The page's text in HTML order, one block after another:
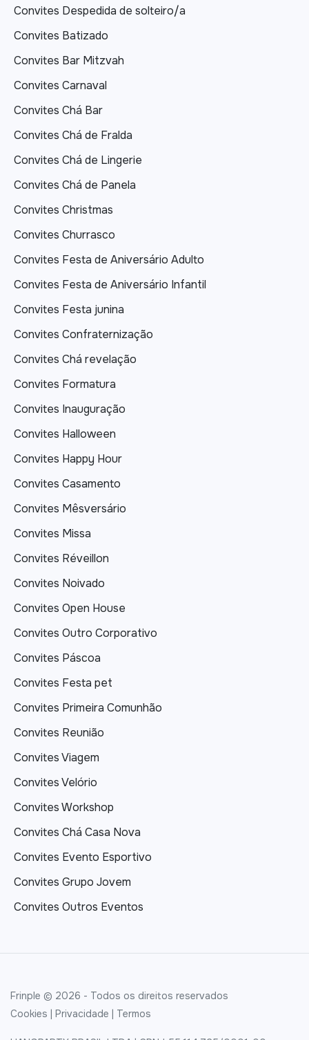
Convites Despedida de solteiro/a
Convites Batizado
Convites Bar Mitzvah
Convites Carnaval
Convites Chá Bar
Convites Chá de Fralda
Convites Chá de Lingerie
Convites Chá de Panela
Convites Christmas
Convites Churrasco
Convites Festa de Aniversário Adulto
Convites Festa de Aniversário Infantil
Convites Festa junina
Convites Confraternização
Convites Chá revelação
Convites Formatura
Convites Inauguração
Convites Halloween
Convites Happy Hour
Convites Casamento
Convites Mêsversário
Convites Missa
Convites Réveillon
Convites Noivado
Convites Open House
Convites Outro Corporativo
Convites Páscoa
Convites Festa pet
Convites Primeira Comunhão
Convites Reunião
Convites Viagem
Convites Velório
Convites Workshop
Convites Chá Casa Nova
Convites Evento Esportivo
Convites Grupo Jovem
Convites Outros Eventos
Frinple © 2026 - Todos os direitos reservados
Cookies | Privacidade | Termos